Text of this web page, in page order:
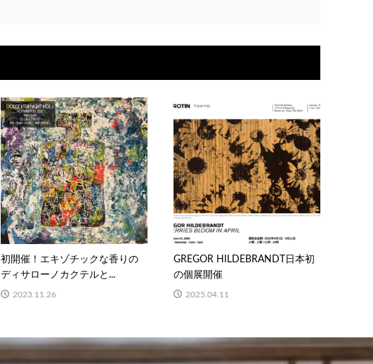
初開催！エキゾチックな香りの
ディサローノカクテルと...
2023.11.26
GREGOR HILDEBRANDT日本初
の個展開催
2025.04.11